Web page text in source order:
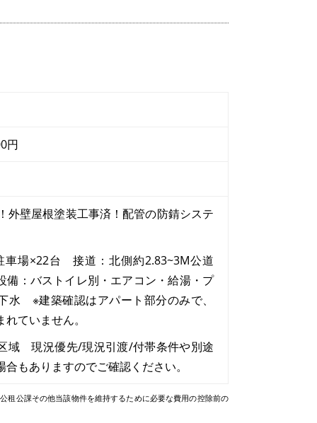
円
壁屋根塗装工事済！配管の防錆システ
場×22台 接道：北側約2.83~3M公道
：バストイレ別・エアコン・給湯・プ
水 ※建築確認はアパート部分のみで、
ていません。
現況優先/現況引渡/付帯条件や別途
もありますのでご確認ください。
租公課その他当該物件を維持するために必要な費用の控除前の